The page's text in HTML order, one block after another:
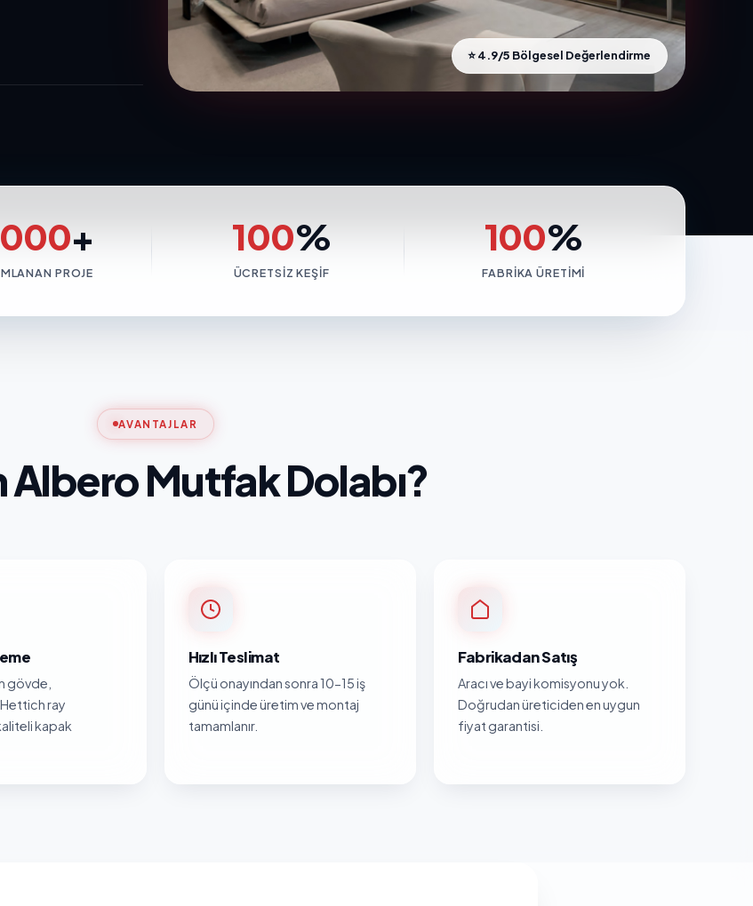
⭐ 4.9/5 Bölgesel Değerlendirme
+
PROJE
100%
ÜCRETSIZ KEŞIF
100%
FABRIKA ÜRETIMI
AVANTAJLAR
Albero Mutfak Dolabı?
gövde,
ray
kapak
Hızlı Teslimat
Ölçü onayından sonra 10-15 iş
günü içinde üretim ve montaj
tamamlanır.
Fabrikadan Satış
Aracı ve bayi komisyonu yok.
Doğrudan üreticiden en uygun
fiyat garantisi.